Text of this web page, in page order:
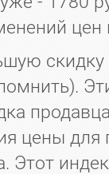
скидку
помнить).
цены для
Этот